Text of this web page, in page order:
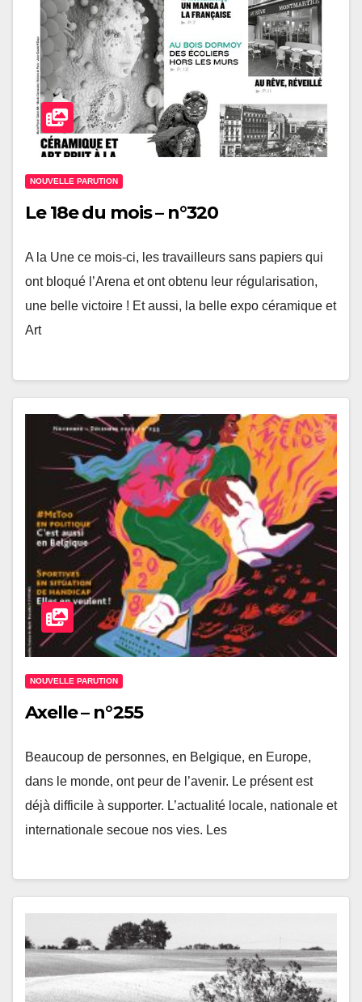
NOUVELLE PARUTION
Le 18e du mois – n°320
A la Une ce mois-ci, les travailleurs sans papiers qui
ont bloqué l’Arena et ont obtenu leur régularisation,
une belle victoire ! Et aussi, la belle expo céramique et
Art
NOUVELLE PARUTION
Axelle – n°255
Beaucoup de personnes, en Belgique, en Europe,
dans le monde, ont peur de l’avenir. Le présent est
déjà difficile à supporter. L’actualité locale, nationale et
internationale secoue nos vies. Les